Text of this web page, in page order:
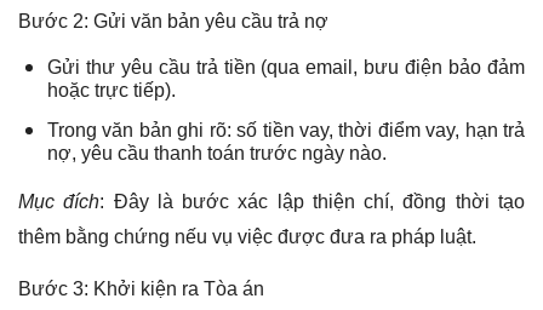
Bước 2: Gửi văn bản yêu cầu trả nợ
Gửi thư yêu cầu trả tiền (qua email, bưu điện bảo đảm
hoặc trực tiếp).
Trong văn bản ghi rõ: số tiền vay, thời điểm vay, hạn trả
nợ, yêu cầu thanh toán trước ngày nào.
Mục đích: Đây là bước xác lập thiện chí, đồng thời tạo
thêm bằng chứng nếu vụ việc được đưa ra pháp luật.
Bước 3: Khởi kiện ra Tòa án